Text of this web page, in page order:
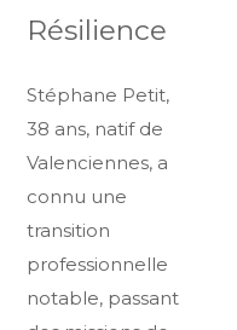
Résilience
Stéphane Petit,
38 ans, natif de
Valenciennes, a
connu une
transition
professionnelle
notable, passant